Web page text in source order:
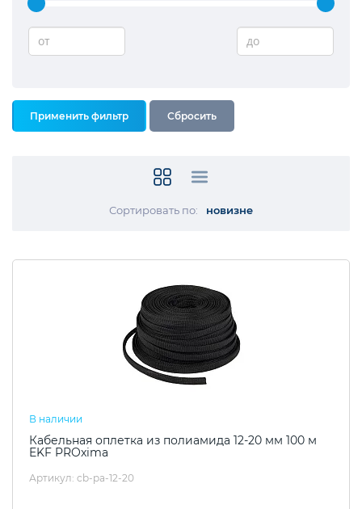
от до
Сортировать по: новизне
В наличии
Кабельная оплетка из полиамида 12-20 мм 100 м
EKF PROxima
Артикул: cb-pa-12-20